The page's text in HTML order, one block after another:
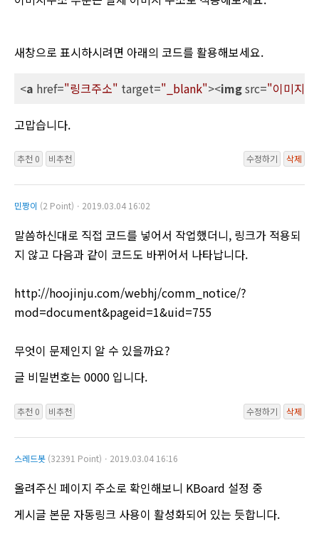
새창으로 표시하시려면 아래의 코드를 활용해보세요.
<a href="링크주소" target="_blank"><imgsrc="이미지
고맙습니다.
추천 0 비추천 수정하기 삭제
민짱이 (2 Point)ㆍ2019.03.04 16:02
말씀하신대로 직접 코드를 넣어서 작업했더니, 링크가 적용되
지 않고 다음과 같이 코드도 바뀌어서 나타납니다.
http://hoojinju.com/webhj/comm_notice/?
mod=document&pageid=1&uid=755
무엇이 문제인지 알 수 있을까요?
글 비밀번호는 0000 입니다.
추천 0 비추천 수정하기 삭제
스레드봇 (32391 Point)ㆍ2019.03.04 16:16
올려주신 페이지 주소로 확인해보니 KBoard 설정 중
게시글 본문 자동링크 사용이 활성화되어 있는 듯합니다.